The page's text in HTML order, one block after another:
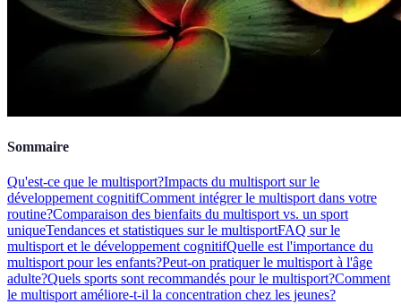
Sommaire
Qu'est-ce que le multisport?Impacts du multisport sur le
développement cognitifComment intégrer le multisport dans votre
routine?Comparaison des bienfaits du multisport vs. un sport
uniqueTendances et statistiques sur le multisportFAQ sur le
multisport et le développement cognitifQuelle est l'importance du
multisport pour les enfants?Peut-on pratiquer le multisport à l'âge
adulte?Quels sports sont recommandés pour le multisport?Comment
le multisport améliore-t-il la concentration chez les jeunes?